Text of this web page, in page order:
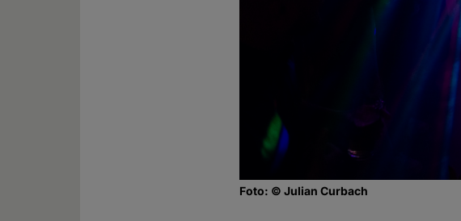
Foto: © Julian Curbach